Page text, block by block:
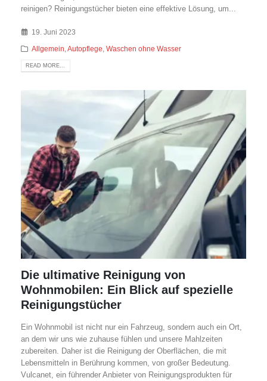
reinigen? Reinigungstücher bieten eine effektive Lösung, um...
19. Juni 2023
Allgemein Autopflege Waschen ohne Wasser
READ MORE...
Die ultimative Reinigung von
Wohnmobilen: Ein Blick auf spezielle
Reinigungstücher
Ein Wohnmobil ist nicht nur ein Fahrzeug, sondern auch ein Ort,
an dem wir uns wie zuhause fühlen und unsere Mahlzeiten
zubereiten. Daher ist die Reinigung der Oberflächen, die mit
Lebensmitteln in Berührung kommen, von großer Bedeutung.
Vulcanet, ein führender Anbieter von Reinigungsprodukten für